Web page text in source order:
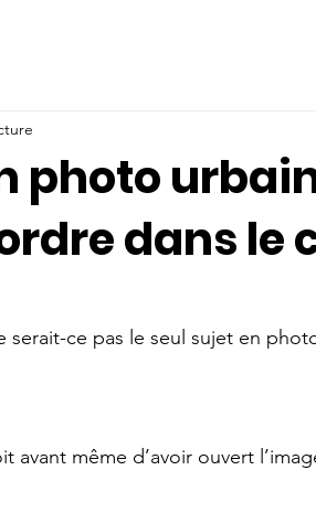
photo
dans le
serait-ce pas le seul sujet en
avant même d’avoir ouvert